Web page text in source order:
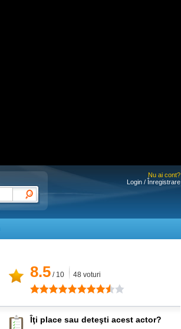
Nu ai cont?
Login / Înregistrare
8.5 / 10 48 voturi
Îţi place sau deteşti acest actor?